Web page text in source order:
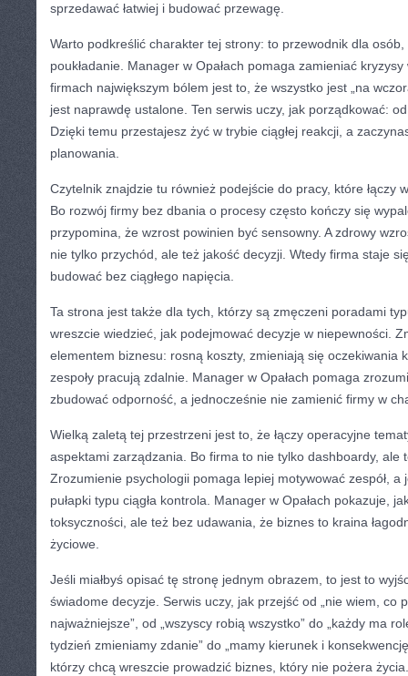
sprzedawać łatwiej i budować przewagę.
Warto podkreślić charakter tej strony: to przewodnik dla osób,
poukładanie. Manager w Opałach pomaga zamieniać
firmach największym bólem jest to, że wszystko jest „na
jest naprawdę ustalone. Ten serwis uczy, jak porządkować:
Dzięki temu przestajesz żyć w trybie ciągłej reakcji, a
planowania.
Czytelnik znajdzie tu również podejście do pracy, które łączy
Bo rozwój firmy bez dbania o procesy często kończy się
przypomina, że wzrost powinien być sensowny. A zdrowy
nie tylko przychód, ale też jakość decyzji. Wtedy firma staje
budować bez ciągłego napięcia.
Ta strona jest także dla tych, którzy są zmęczeni poradami
wreszcie wiedzieć, jak podejmować decyzje w niepewności.
elementem biznesu: rosną koszty, zmieniają się oczekiwania
zespoły pracują zdalnie. Manager w Opałach pomaga
zbudować odporność, a jednocześnie nie zamienić firmy w
Wielką zaletą tej przestrzeni jest to, że łączy operacyjne
aspektami zarządzania. Bo firma to nie tylko dashboardy, ale
Zrozumienie psychologii pomaga lepiej motywować zespół, a
pułapki typu ciągła kontrola. Manager w Opałach pokazuje,
toksyczności, ale też bez udawania, że biznes to kraina
życiowe.
Jeśli miałbyś opisać tę stronę jednym obrazem, to jest to
świadome decyzje. Serwis uczy, jak przejść od „nie wiem, co
najważniejsze”, od „wszyscy robią wszystko” do „każdy ma
tydzień zmieniamy zdanie” do „mamy kierunek i
którzy chcą wreszcie prowadzić biznes, który nie pożera życia.